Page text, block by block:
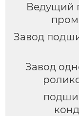
Ведущий
Завод
Завод